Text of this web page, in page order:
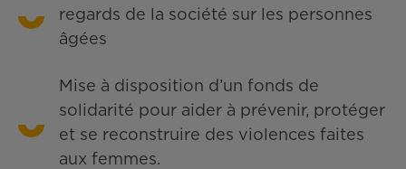
regards de la société sur les personnes
âgées
Mise à disposition d’un fonds de
solidarité pour aider à prévenir, protéger
et se reconstruire des violences faites
aux femmes.